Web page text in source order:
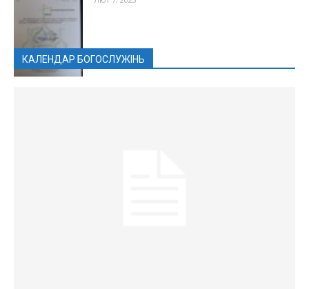
КАЛЕНДАР БОГОСЛУЖІНЬ